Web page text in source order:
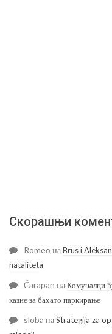
Скорашњи
Romeo наBrus i
nataliteta
Čarapan наКомуналци
казне за бахато паркирање
sloba наStrategija za